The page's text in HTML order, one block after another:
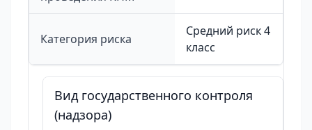
Категория риска
Средний риск 4
класс
Вид государственного контроля
(надзора)